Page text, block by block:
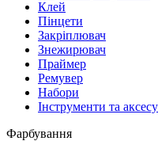
Клей
Пінцети
Закріплювач
Знежирювач
Праймер
Ремувер
Набори
Інструменти та
Фарбування